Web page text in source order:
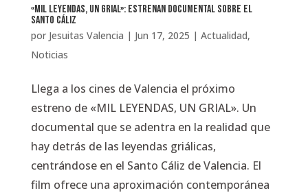
«Mil leyendas, un grial»: estrenan documental sobre el
Santo Cáliz
por Jesuitas Valencia | Jun 17, 2025 | Actualidad,
Noticias
Llega a los cines de Valencia el próximo
estreno de «MIL LEYENDAS, UN GRIAL». Un
documental que se adentra en la realidad que
hay detrás de las leyendas griálicas,
centrándose en el Santo Cáliz de Valencia. El
film ofrece una aproximación contemporánea